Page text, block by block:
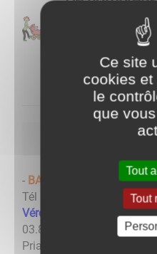
maternelles
la
contacter en
- BAUDE Laetitia
3
Tél : 06.73.96 44 28 / 09
Véronique
6, rue des
03.80.47.92.68
Priale Tél :
Ce site
cookies
le
que
Tout
Tout